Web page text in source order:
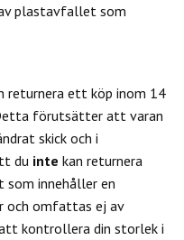
plastavfallet som
returnera ett köp inom 14
förutsätter att varan
skick och i
du inte kan returnera
som innehåller en
och omfattas ej av
kontrollera din storlek i